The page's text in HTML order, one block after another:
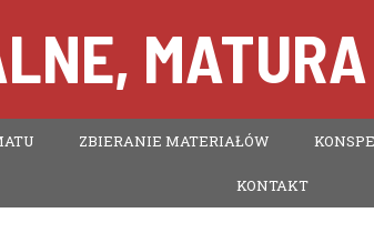
ZBIERANIE MATERIAŁÓW
KONTAKT